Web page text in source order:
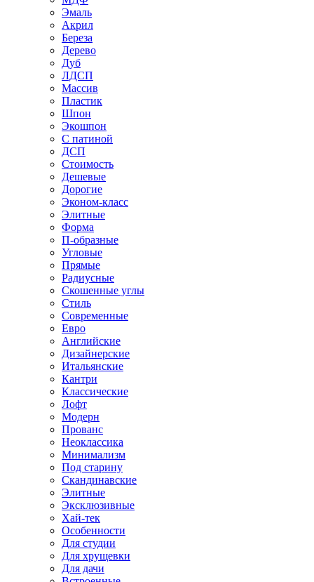
Эмаль
Акрил
Береза
Дерево
Дуб
ЛДСП
Массив
Пластик
Шпон
Экошпон
С патиной
ДСП
Стоимость
Дешевые
Дорогие
Эконом-класс
Элитные
Форма
П-образные
Угловые
Прямые
Радиусные
Скошенные углы
Стиль
Современные
Евро
Английские
Дизайнерские
Итальянские
Кантри
Классические
Лофт
Модерн
Прованс
Неоклассика
Минимализм
Под старину
Скандинавские
Элитные
Эксклюзивные
Хай-тек
Особенности
Для студии
Для хрущевки
Для дачи